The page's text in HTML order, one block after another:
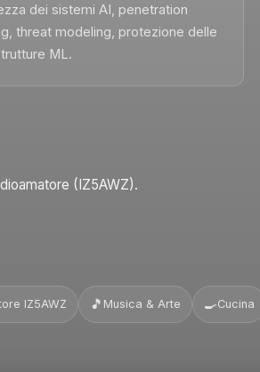
dei sistemi AI, penetration
threat modeling, protezione delle
ML.
(IZ5AWZ).
IZ5AWZ 🎵 Musica & Arte 🍳Cucina